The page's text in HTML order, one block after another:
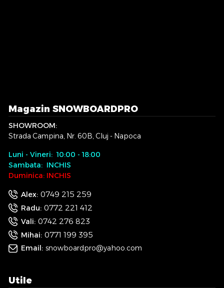
Magazin SNOWBOARDPRO
SHOWROOM:
Strada Campina, Nr. 60B, Cluj - Napoca
Luni - Vineri: 10:00 - 18:00
Sambata: INCHIS
Duminica: INCHIS
Alex: 0749 215 259
Radu: 0772 221 412
Vali: 0742 276 823
Mihai: 0771 199 395
Email: snowboardpro@yahoo.com
Utile